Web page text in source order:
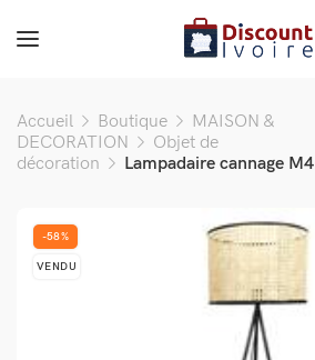
Accueil Boutique
MAISON &
DECORATION
Objet de
décoration
Lampadaire cannage M4
-58%
VENDU